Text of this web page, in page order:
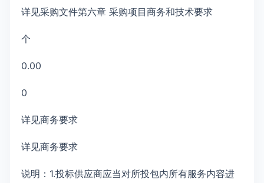
详见采购文件第六章 采购项目商务和技术要求
个
0.00
0
详见商务要求
详见商务要求
说明：1.投标供应商应当对所投包内所有服务内容进